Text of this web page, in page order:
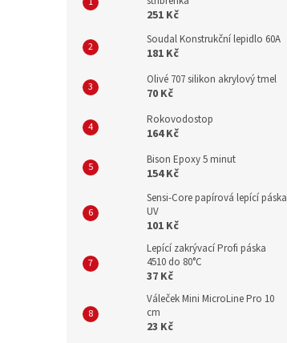
251 Kč
Soudal Konstrukční lepidlo 60A
181 Kč
Olivé 707 silikon akrylový tmel
70 Kč
Rokovodostop
164 Kč
Bison Epoxy 5 minut
154 Kč
Sensi-Core papírová lepící páska
UV
101 Kč
Lepící zakrývací Profi páska
4510 do 80°C
37 Kč
Váleček Mini MicroLine Pro 10
cm
23 Kč